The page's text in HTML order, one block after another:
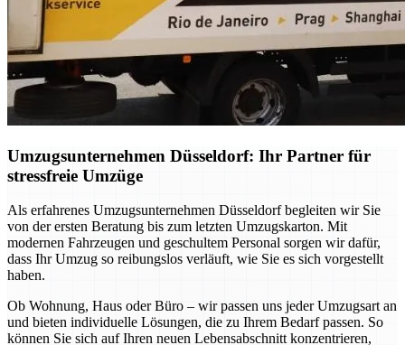
Umzugsunternehmen Düsseldorf: Ihr Partner für
stressfreie Umzüge
Als erfahrenes Umzugsunternehmen Düsseldorf begleiten wir Sie
von der ersten Beratung bis zum letzten Umzugskarton. Mit
modernen Fahrzeugen und geschultem Personal sorgen wir dafür,
dass Ihr Umzug so reibungslos verläuft, wie Sie es sich vorgestellt
haben.
Ob Wohnung, Haus oder Büro – wir passen uns jeder Umzugsart an
und bieten individuelle Lösungen, die zu Ihrem Bedarf passen. So
können Sie sich auf Ihren neuen Lebensabschnitt konzentrieren,